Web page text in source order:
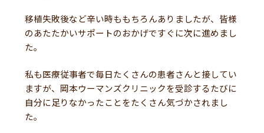
移植失敗後など辛い時ももちろんありましたが、皆様
のあたたかいサポートのおかげですぐに次に進めまし
た。
私も医療従事者で毎日たくさんの患者さんと接してい
ますが、岡本ウーマンズクリニックを受診するたびに
自分に足りなかったことをたくさん気づかされまし
た。